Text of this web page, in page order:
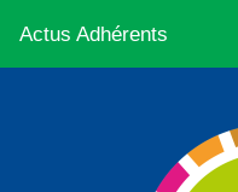
Actus Adhérents